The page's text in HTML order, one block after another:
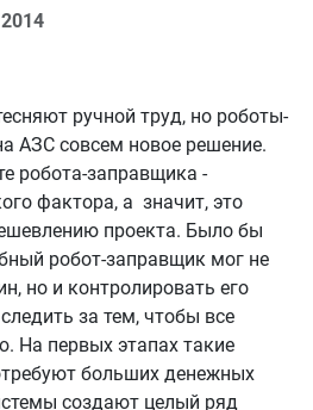
ручной труд, но роботы-
АЗС совсем новое решение.
робота-заправщика -
фактора, а значит, это
проекта. Было бы
робот-заправщик мог не
но и контролировать его
за тем, чтобы все
На первых этапах такие
больших денежных
создают целый ряд